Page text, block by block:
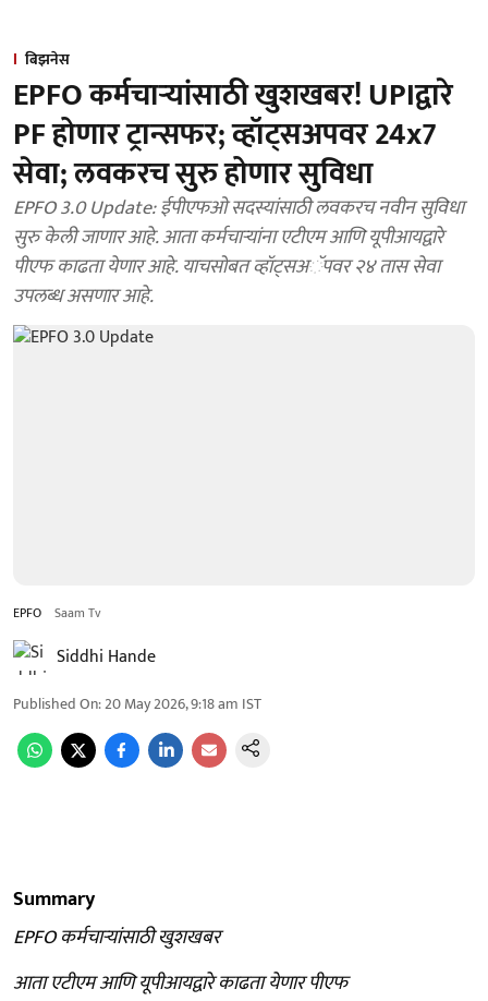
बिझनेस
EPFO कर्मचाऱ्यांसाठी खुशखबर! UPIद्वारे
PF होणार ट्रान्सफर; व्हॉट्सअपवर 24x7
सेवा; लवकरच सुरु होणार सुविधा
EPFO 3.0 Update: ईपीएफओ सदस्यांसाठी लवकरच नवीन सुविधा
सुरु केली जाणार आहे. आता कर्मचाऱ्यांना एटीएम आणि यूपीआयद्वारे
पीएफ काढता येणार आहे. याचसोबत व्हॉट्सअॅपवर २४ तास सेवा
उपलब्ध असणार आहे.
EPFO Saam Tv
Siddhi Hande
Published On:20 May 2026, 9:18 am IST
Summary
EPFO कर्मचाऱ्यांसाठी खुशखबर
आता एटीएम आणि यूपीआयद्वारे काढता येणार पीएफ